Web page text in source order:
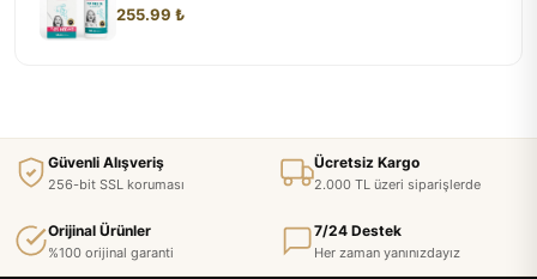
255.99 ₺
Güvenli Alışveriş
256-bit SSL koruması
Ücretsiz Kargo
2.000 TL üzeri siparişlerde
Orijinal Ürünler
%100 orijinal garanti
7/24 Destek
Her zaman yanınızdayız